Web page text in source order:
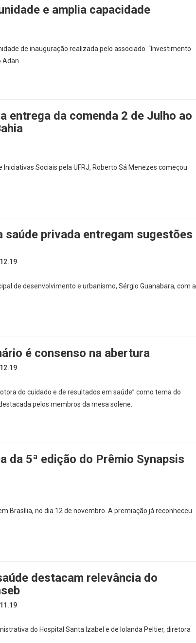
e amplia capacidade
de inauguração realizada pelo associado. “Investimento
Adan
entrega da comenda 2 de Julho ao
Sociais pela UFRJ, Roberto Sá Menezes começou
privada entregam sugestões
de desenvolvimento e urbanismo, Sérgio Guanabara, com a
é consenso na abertura
do cuidado e de resultados em saúde” como tema do
pelos membros da mesa solene.
da 5ª edição do Prêmio Synapsis
Brasília, no dia 12 de novembro. A premiação já reconheceu
destacam relevância do
do Hospital Santa Izabel e de Iolanda Peltier, diretora